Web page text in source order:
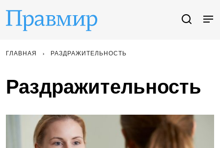
ГЛАВНАЯ РАЗДРАЖИТЕЛЬНОСТЬ
Раздражительность